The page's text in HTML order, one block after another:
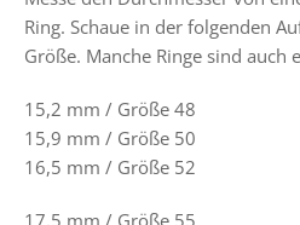
Ring. Schaue in der folgenden
Größe. Manche Ringe sind auch
15,2 mm / Größe 48
15,9 mm / Größe 50
16,5 mm / Größe 52
17,5 mm / Größe 55